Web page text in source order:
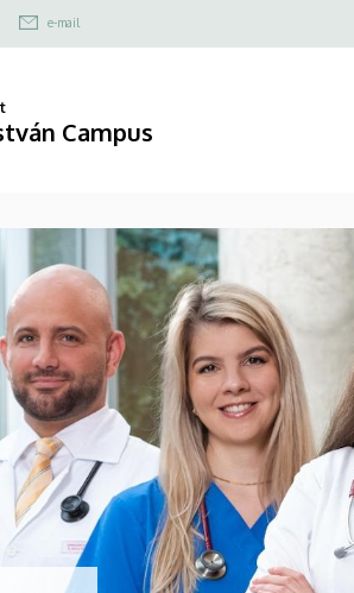
e-mail
Campus